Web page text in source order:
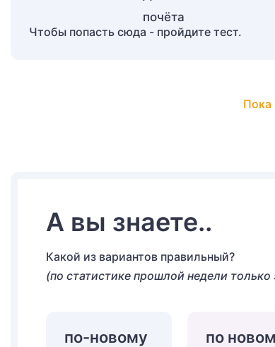
Чтобы попасть сюда - пройдите тест.
Пока
А вы знаете..
Какой из вариантов правильный?
(по статистике прошлой недели только
по-новому по